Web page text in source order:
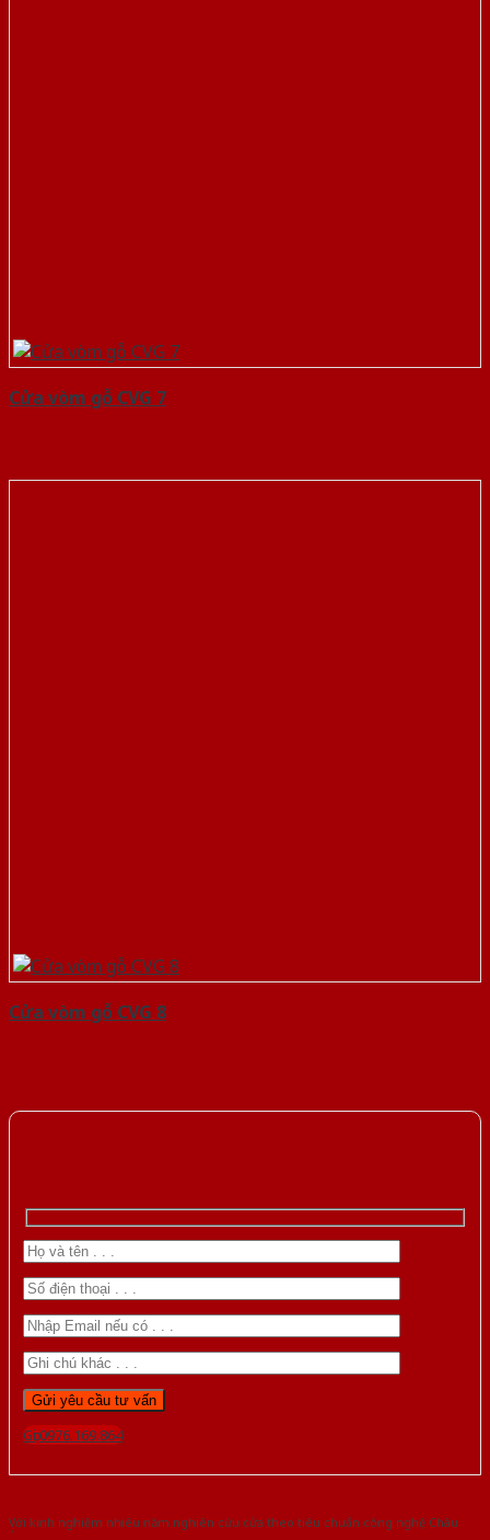
Cửa vòm gỗ CVG 7
Cửa vòm gỗ CVG 8
Gọi 0976.169.864
Với kinh nghiệm nhiêu năm nghiên cứu cửa theo tiêu chuẩn công nghệ Châu